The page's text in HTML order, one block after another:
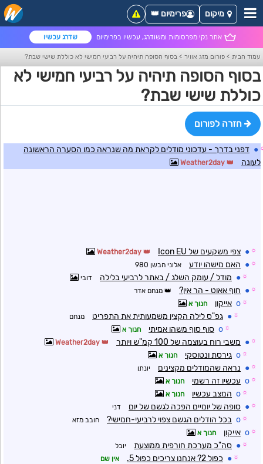
אתר נקי מפרסומות ומשודרג, עכשיו בפרימיום שדרג עכשיו
מיקום פרימיום 👑
עמוד הבית > פורום מזג אוויר > בסוף הסופה תיהיה על רביעי חמישי לא כוללת שישי שבת?
בסוף הסופה תיהיה על רביעי חמישי לא
כוללת שישי שבת?
חזרה לפורום
● דפני בדרך - עדכוני מודלים לקראת מה שנראה כמו הסערה הראשונה
לעונה
☼
● צפי משקעים של Icon EU
☼
● האם מישהו יודע אלוני הבשן 980
☼
● מודל / עומק השלג / באתר לרביעי בלילה דובי
☼
● חוף אאוט - הר אין? מנחם אדר
☼
o אייקון חנוך א
☼
● גפ"ס לילה הקצין משמעותית את התפריט מנחם
☼
o סוף סוף משהו אמיתי חנוך א
☼
● משבי רוח בעוצמה של 100 קמ"ש ויותר
☼
o גירסת ונטוסקי חנוך א
☼
● נראה שהמודלים מקצינים יונתן
☼
o עכשיו זה רשמי חנוך א
☼
o המצב עכשיו חנוך א
☼
● סופה של יומיים הפכה לגשם של יום דני
☼
o בכל הודלים הגשם צפוי לרביעי-חמישי? חובב מזא
☼
o אייקון חנוך א
☼
● סה"כ מערכת חורפית ממוצעת יובל
☼
● כפול 2? אנחנו צריכים כפול 5. אין שם